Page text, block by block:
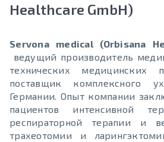
Healthcare GmbH)
Servona medical (Orbisana
ведущий производитель
технических медицинских
поставщик комплексного
Германии. Опыт компании
пациентов интенсивной
респираторной терапии и
трахеотомии и